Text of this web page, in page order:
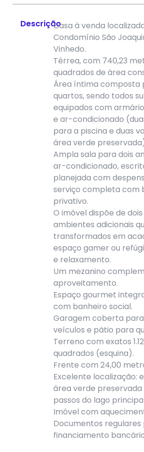
DescriçãoCasa à venda
Condomínio São
Vinhedo.
Térrea, com 740,23
quadrados de área
Área íntima composta
quartos, sendo todos
equipados com
e ar-condicionado
para a piscina e duas
área verde
Ampla sala para dois
ar-condicionado,
planejada com
serviço completa com
privativo.
O imóvel dispõe de
ambientes adicionais
transformados em
espaço gamer ou
e relaxamento.
Um mezanino
aproveitamento.
Espaço gourmet
com banheiro social.
Garagem coberta
veículos e pátio para
Terreno com exatos
quadrados (esquina).
Frente com 24,00
Excelente localização:
área verde preservada
passos do lago
Imóvel com
Documentos regulares
financiamento